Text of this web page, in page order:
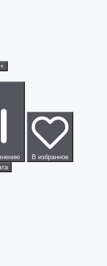
+
В избранное